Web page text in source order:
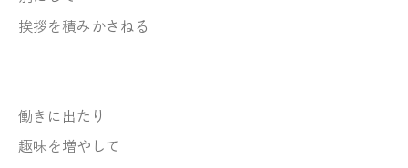
挨拶を積みかさねる
働きに出たり
趣味を増やして